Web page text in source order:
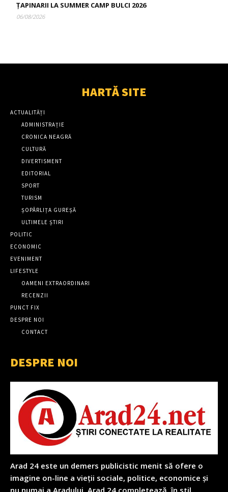
ȚAPINARII LA SUMMER CAMP BULCI 2026
06/08/2026
HARTĂ SITE
ACTUALITĂȚI
ADMINISTRAȚIE
CRONICA NEAGRĂ
CULTURĂ
DIVERTISMENT
EDITORIAL
SPORT
TURISM
ȘOPÂRLIȚA GUREȘĂ
ULTIMELE ȘTIRI
POLITIC
ECONOMIC
EVENIMENT
LIFESTYLE
OAMENI EXTRAORDINARI
RECENZII
PUNCT FIX
DESPRE NOI
CONTACT
DESPRE NOI
Arad 24 este un demers publicistic menit să ofere o
imagine on-line a vieții sociale, politice, economice și